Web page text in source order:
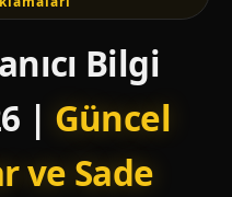
Bilgi
| Güncel
ve Sade